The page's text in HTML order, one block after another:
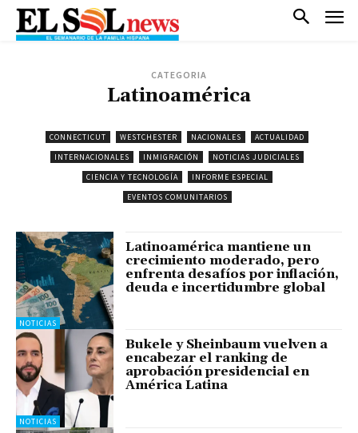
CATEGORIA
Latinoamérica
CONNECTICUT WESTCHESTER NACIONALES
ACTUALIDAD
INTERNACIONALES
INMIGRACIÓN
NOTICIAS JUDICIALES
CIENCIA Y TECNOLOGÍA
INFORME ESPECIAL
EVENTOS COMUNITARIOS
NOTICIAS
Latinoamérica mantiene un
crecimiento moderado, pero
enfrenta desafíos por inflación,
deuda e incertidumbre global
NOTICIAS
Bukele y Sheinbaum vuelven a
encabezar el ranking de
aprobación presidencial en
América Latina